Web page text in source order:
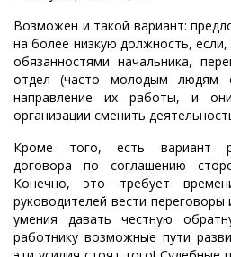
Возможен и такой вариант:
на более низкую должность,
обязанностями начальника,
отдел (часто молодым людям
направление их работы, и
организации сменить
Кроме того, есть вариант
договора по соглашению
Конечно, это требует
руководителей вести
умения давать честную
работнику возможные пути